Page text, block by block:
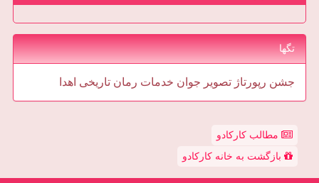
تگها
جشن رپورتاژ تصویر جوان خدمات رمان تاریخی اهدا
مطالب کارکادو
بازگشت به خانه کارکادو